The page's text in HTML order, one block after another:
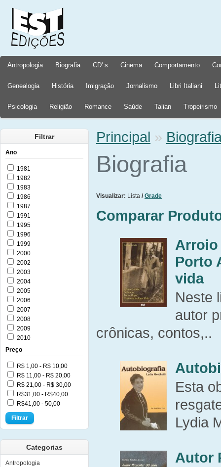
Antropologia Biografia CD' s Cinema Comportamento
Genealogia História Imigração Jornalismo Libri Italiani
Psicologia Religião Romance Saúde Talian Tropeirismo
Filtrar
Ano
1981
1982
1983
1986
1987
1991
1995
1996
1999
2000
2002
2003
2004
2005
2006
2007
2008
2009
2010
Preço
R$ 1,00 - R$ 10,00
R$ 11,00 - R$ 20,00
R$ 21,00 - R$ 30,00
R$31,00 - R$40,00
R$41,00 - 50,00
Filtrar
Categorias
Antropologia
Principal »
Biografia
Visualizar: Lista / Grade
Comparar
Arroio
Porto
vida
Neste
autor
crônicas, contos,..
Esta
Lydia
Autor